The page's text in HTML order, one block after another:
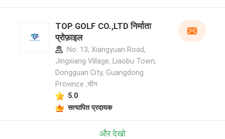
TOP GOLF CO.,LTD निर्माता
प्रोफ़ाइल
No. 13, Xiangyuan Road,
Jingxiang Village, Liaobu Town,
Dongguan City, Guangdong
Province ,चीन
5.0
सत्यापित प्रदायक
और देखो